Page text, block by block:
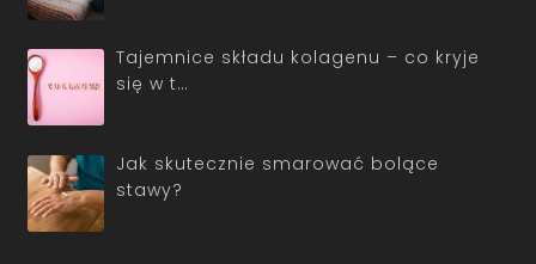
Tajemnice składu kolagenu – co kryje
się w t…
Jak skutecznie smarować bolące
stawy?